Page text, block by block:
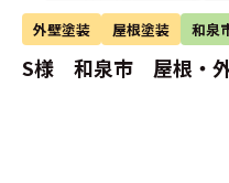
外壁塗装 屋根塗装 和泉
S様 和泉市 屋根・